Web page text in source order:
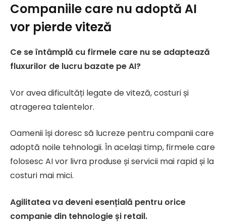
Companiile care nu adoptă AI
vor pierde viteză
Ce se întâmplă cu firmele care nu se adaptează
fluxurilor de lucru bazate pe AI?
Vor avea dificultăți legate de viteză, costuri și
atragerea talentelor.
Oamenii își doresc să lucreze pentru companii care
adoptă noile tehnologii. În același timp, firmele care
folosesc AI vor livra produse și servicii mai rapid și la
costuri mai mici.
Agilitatea va deveni esențială pentru orice
companie din tehnologie și retail.